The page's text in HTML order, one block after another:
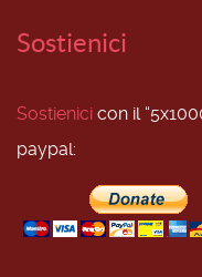
Sostienici
Sostienici con il
paypal: